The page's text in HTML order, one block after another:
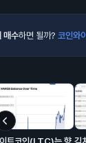
매수하면 될까? 코인와